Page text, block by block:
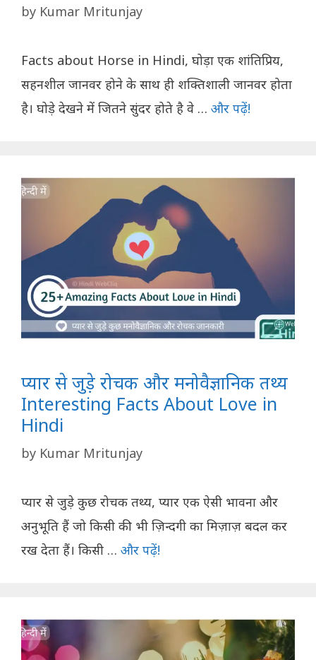
by Kumar Mritunjay
Facts about Horse in Hindi, घोड़ा एक शांतिप्रिय,
सहनशील जानवर होने के साथ ही शक्तिशाली जानवर होता
है। घोड़े देखने में जितने सुंदर होते है वे … और पढ़ें!
प्यार से जुड़े रोचक और मनोवैज्ञानिक तथ्य
Interesting Facts About Love in
Hindi
by Kumar Mritunjay
प्यार से जुड़े कुछ रोचक तथ्य, प्यार एक ऐसी भावना और
अनुभूति हैं जो किसी की भी ज़िन्दगी का मिज़ाज़ बदल कर
रख देता हैं। किसी … और पढ़ें!